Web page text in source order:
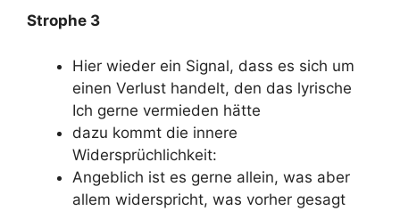
Strophe 3
Hier wieder ein Signal, dass es sich um
einen Verlust handelt, den das lyrische
Ich gerne vermieden hätte
dazu kommt die innere
Widersprüchlichkeit:
Angeblich ist es gerne allein, was aber
allem widerspricht, was vorher gesagt